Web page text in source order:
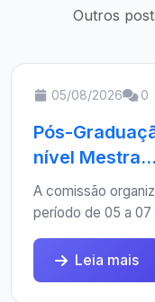
Outros
05/08/2026 0
Pós-
nível Mestra...
A comissão
período de 05 a
Leia mais